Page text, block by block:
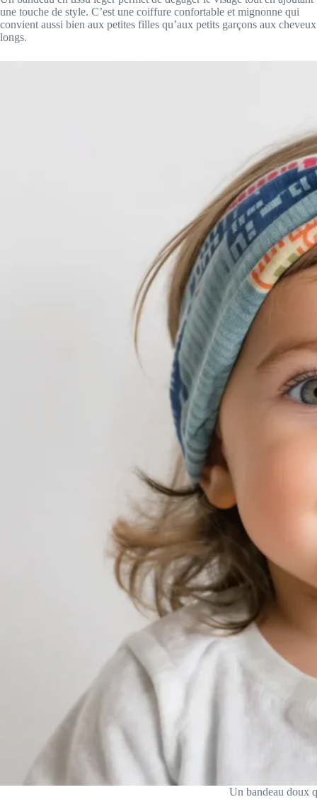
une touche de style. C’est une coiffure confortable et mignonne qui
convient aussi bien aux petites filles qu’aux petits garçons aux cheveux
longs.
Un bandeau doux